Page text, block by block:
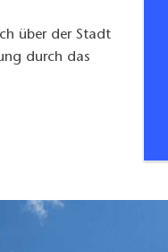
über der Stadt
durch das